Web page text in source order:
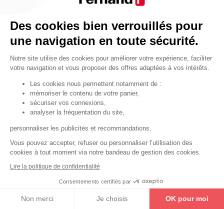
Cendrier
Par fonctionnalité
Equipements de porte
•Judas de porte
Fermes-portes
•Arrêts de porte
•Butoirs de porte
• Charnières de porte
• Accessoires de fixation
Les astuces
Les équipements de porte
Les équipements pour les personnes
Des cookies bien verrouillés pour
une navigation en toute sécurité.
Notre site utilise des cookies pour améliorer votre expérience, faciliter
votre navigation et vous proposer des offres adaptées à vos intérêts.
Les cookies nous permettent notamment de :
mémoriser le contenu de votre panier,
sécuriser vos connexions,
analyser la fréquentation du site,
personnaliser les publicités et recommandations.
Vous pouvez accepter, refuser ou personnaliser l’utilisation des
cookies à tout moment via notre bandeau de gestion des cookies.
Lire la politique de confidentialité
Consentements certifiés par
Non merci Je choisis OK pour moi